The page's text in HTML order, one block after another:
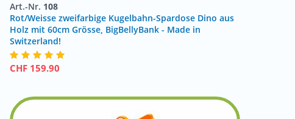
Art.-Nr. 108
Rot/Weisse zweifarbige Kugelbahn-Spardose Dino aus
Holz mit 60cm Grösse, BigBellyBank - Made in
Switzerland!
CHF 159.90